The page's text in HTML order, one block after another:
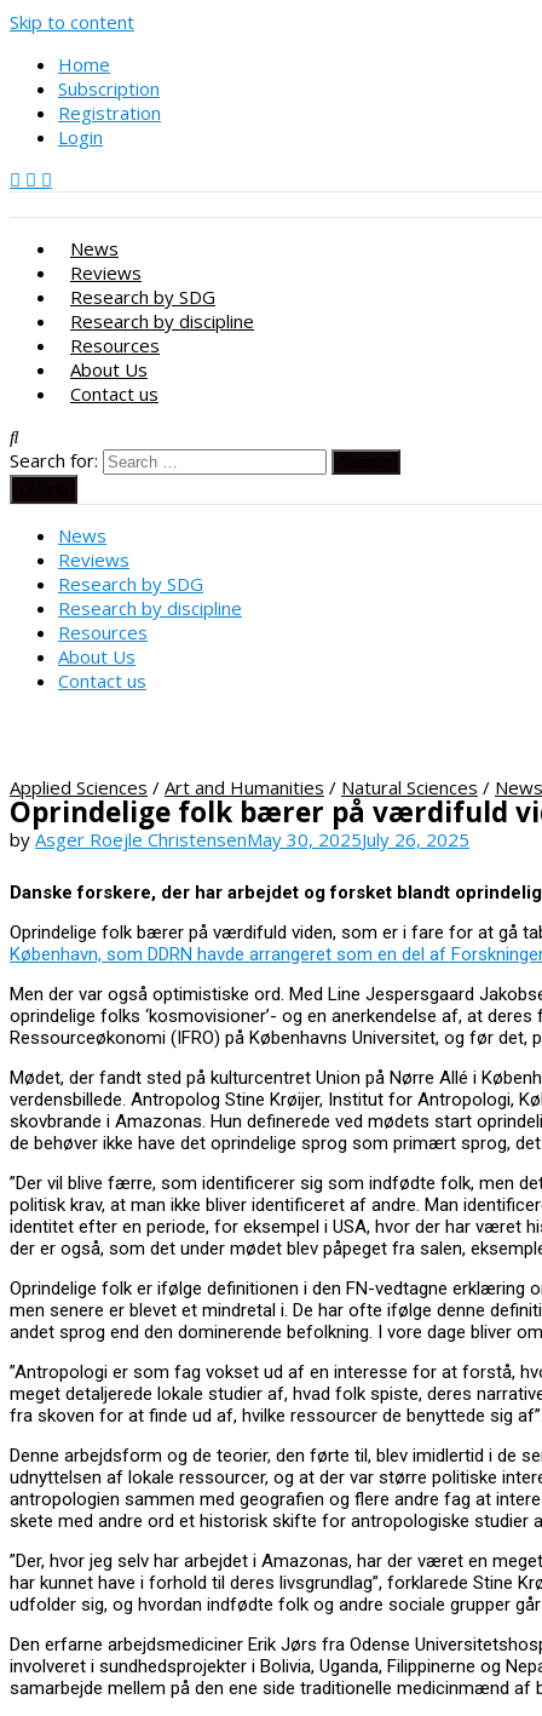
Skip to content
Home
Subscription
Registration
Login
News
Reviews
Research by SDG
Research by discipline
Resources
About Us
Contact us
Search for:
News
Reviews
Research by SDG
Research by discipline
Resources
About Us
Contact us
Applied Sciences / Art and Humanities / Natural Sciences / News
Oprindelige folk bærer på værdifuld
by Asger Roejle ChristensenMay 30, 2025July 26, 2025
Danske forskere, der har arbejdet og forsket blandt
Oprindelige folk bærer på værdifuld viden, som er i fare for at gå
København, som DDRN havde arrangeret som en del af
Men der var også optimistiske ord. Med Line Jespersgaard
oprindelige folks ‘kosmovisioner’- og en anerkendelse af, at
Ressourceøkonomi (IFRO) på Københavns Universitet, og før
Mødet, der fandt sted på kulturcentret Union på Nørre Allé i
verdensbillede. Antropolog Stine Krøijer, Institut for Antropologi,
skovbrande i Amazonas. Hun definerede ved mødets start
de behøver ikke have det oprindelige sprog som primært sprog, det
”Der vil blive færre, som identificerer sig som indfødte folk, men
politisk krav, at man ikke bliver identificeret af andre. Man
identitet efter en periode, for eksempel i USA, hvor der har været
der er også, som det under mødet blev påpeget fra salen,
Oprindelige folk er ifølge definitionen i den FN-vedtagne
men senere er blevet et mindretal i. De har ofte ifølge denne
andet sprog end den dominerende befolkning. I vore dage bliver
”Antropologi er som fag vokset ud af en interesse for at forstå,
meget detaljerede lokale studier af, hvad folk spiste, deres
fra skoven for at finde ud af, hvilke ressourcer de benyttede sig
Denne arbejdsform og de teorier, den førte til, blev imidlertid i de
udnyttelsen af lokale ressourcer, og at der var større politiske
antropologien sammen med geografien og flere andre fag at
skete med andre ord et historisk skifte for antropologiske studier
”Der, hvor jeg selv har arbejdet i Amazonas, har der været en
har kunnet have i forhold til deres livsgrundlag”, forklarede Stine
udfolder sig, og hvordan indfødte folk og andre sociale grupper
Den erfarne arbejdsmediciner Erik Jørs fra Odense
involveret i sundhedsprojekter i Bolivia, Uganda, Filippinerne og
samarbejde mellem på den ene side traditionelle medicinmænd af